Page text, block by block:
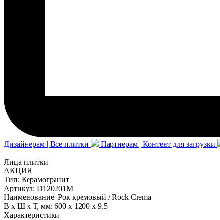
Дизайнерам | Все плитки Партнерам | Контент для загрузки
Лица плитки
АКЦИЯ
Тип: Керамогранит
Артикул: D120201M
Наименование: Рок кремовый / Rock Crema
В x Ш x Т, мм: 600 x 1200 x 9.5
Характеристики